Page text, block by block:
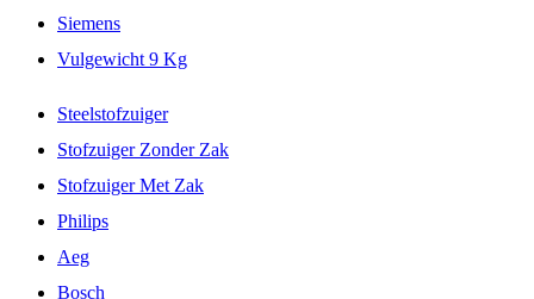
Siemens
Vulgewicht 9 Kg
Steelstofzuiger
Stofzuiger Zonder Zak
Stofzuiger Met Zak
Philips
Aeg
Bosch